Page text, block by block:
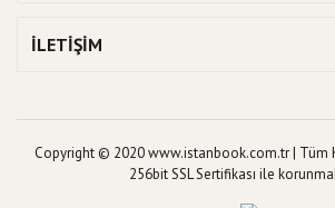
İLETİŞİM
Copyright © 2020 www.istanbook.com.tr | Tüm
256bit SSL Sertifikası ile